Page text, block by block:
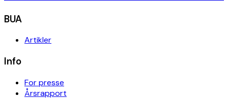
BUA
Artikler
Info
For presse
Årsrapport